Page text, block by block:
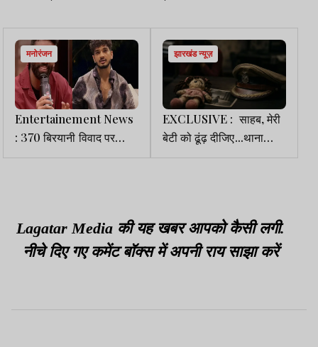
मनोरंजन
Entertainement News
: 370 बिरयानी विवाद पर
मुनव्वर फारूकी ने तोड़ी चुप्पी,
झारखंड न्यूज़
EXCLUSIVE : साहब, मेरी
बेटी को ढूंढ़ दीजिए...थाना
प्रभारियों की चूक से DGP-
Lagatar Media की यह खबर आपको कैसी लगी.
नीचे दिए गए कमेंट बॉक्स में अपनी राय साझा करें